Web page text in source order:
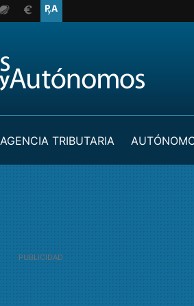
AGENCIA TRIBUTARIA